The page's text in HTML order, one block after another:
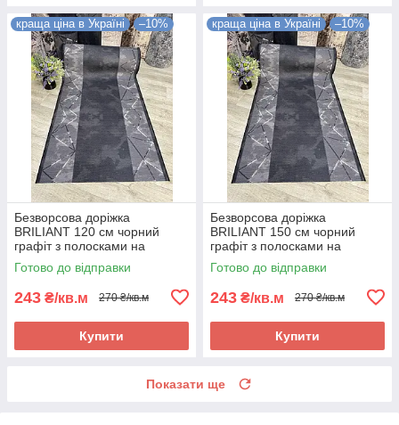
краща ціна в Україні –10%
Безворсова доріжка
BRILIANT 120 см чорний
графіт з полосками на
підлогу на кухню, в коридор
Готово до відправки
243 ₴/кв.м 270 ₴/кв.м
Купити
краща ціна в Україні –10%
Безворсова доріжка
BRILIANT 150 см чорний
графіт з полосками на
підлогу на кухню, в коридор
Готово до відправки
243 ₴/кв.м 270 ₴/кв.м
Купити
Показати ще